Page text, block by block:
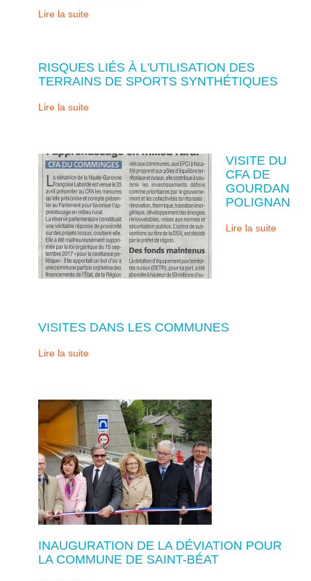
Lire la suite
RISQUES LIÉS À L'UTILISATION DES
TERRAINS DE SPORTS SYNTHÉTIQUES
Lire la suite
VISITE DU
CFA DE
GOURDAN
POLIGNAN
Lire la suite
VISITES DANS LES COMMUNES
Lire la suite
INAUGURATION DE LA DÉVIATION POUR
LA COMMUNE DE SAINT-BÉAT